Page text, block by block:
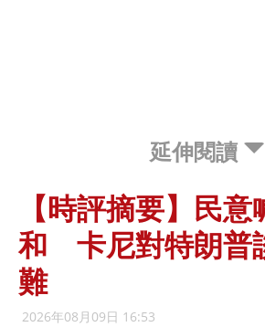
延伸閱讀
【時評摘要】民
和 卡尼對特朗普
難
2026年08月09日 16:53